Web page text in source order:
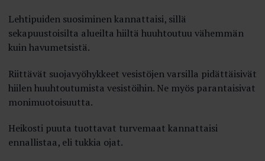
Lehtipuiden suosiminen kannattaisi, sillä
sekapuustoisilta alueilta hiiltä huuhtoutuu vähemmän
kuin havumetsistä.
Riittävät suojavyöhykkeet vesistöjen varsilla pidättäisivät
hiilen huuhtoutumista vesistöihin. Ne myös parantaisivat
monimuotoisuutta.
Heikosti puuta tuottavat turvemaat kannattaisi
ennallistaa, eli tukkia ojat.